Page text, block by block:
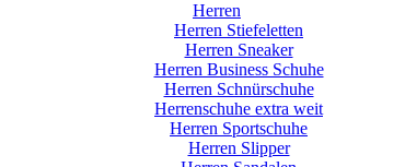
Herren
Herren Stiefeletten
Herren Sneaker
Herren Business Schuhe
Herren Schnürschuhe
Herrenschuhe extra weit
Herren Sportschuhe
Herren Slipper